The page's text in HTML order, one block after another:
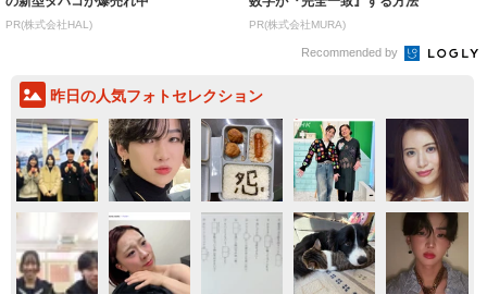
PR(株式会社HAL) PR(株式会社MURA)
Recommended by
昨日の人気フォトセレクション